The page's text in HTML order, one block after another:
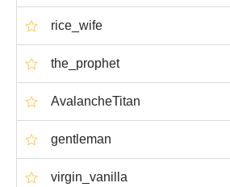
rice_wife
the_prophet
AvalancheTitan
gentleman
virgin_vanilla